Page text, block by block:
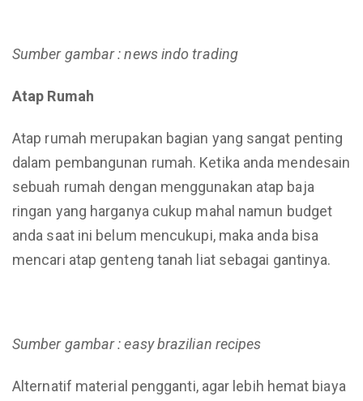
Sumber gambar : news indo trading
Atap Rumah
Atap rumah merupakan bagian yang sangat penting
dalam pembangunan rumah. Ketika anda mendesain
sebuah rumah dengan menggunakan atap baja
ringan yang harganya cukup mahal namun budget
anda saat ini belum mencukupi, maka anda bisa
mencari atap genteng tanah liat sebagai gantinya.
Sumber gambar : easy brazilian recipes
Alternatif material pengganti, agar lebih hemat biaya